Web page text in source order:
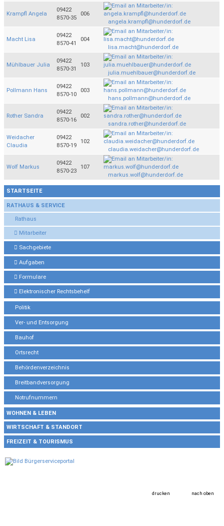
STARTSEITE
RATHAUS & SERVICE
Rathaus
Mitarbeiter
Sachgebiete
Aufgaben
Formulare
Elektronischer Rechtsbehelf
Politik
Ver- und Entsorgung
Bauhof
Ortsrecht
Behördenverzeichnis
Breitbandversorgung
Notrufnummern
WOHNEN & LEBEN
WIRTSCHAFT & STANDORT
FREIZEIT & TOURISMUS
Krampfl Angela
09422
8570-35
006
angela.krampfl@hunderdorf.de
Macht Lisa
09422
8570-41
004
lisa.macht@hunderdorf.de
Mühlbauer Julia
09422
8570-31
103
julia.muehlbauer@hunderdorf.de
Pollmann Hans
09422
8570-10
003
hans.pollmann@hunderdorf.de
Rother Sandra
09422
8570-16
002
sandra.rother@hunderdorf.de
Weidacher
Claudia
09422
8570-19
102
claudia.weidacher@hunderdorf.de
Wolf Markus
09422
8570-23
107
markus.wolf@hunderdorf.de
drucken nach oben